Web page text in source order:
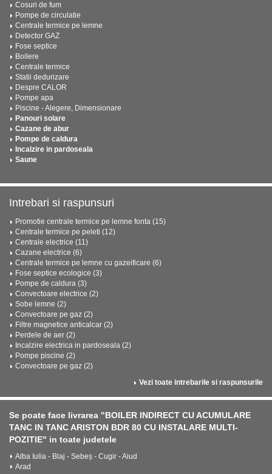
Cosuri de fum
Pompe de circulatie
Centrale termice pe lemne
Detector GAZ
Fose septice
Boilere
Centrale termice
Statii dedurizare
Despre CALOR
Pompe apa
Piscine - Alegere, Dimensionare
Panouri solare
Cazane de abur
Pompe de caldura
Incalzire in pardoseala
Saune
Intrebari si raspunsuri
Promotie centrale termice pe lemne fonta (15)
Centrale termice pe peleti (12)
Centrale electrice (11)
Cazane electrice (6)
Centrale termice pe lemne cu gazeificare (6)
Fose septice ecologice (3)
Pompe de caldura (3)
Convectoare electrice (2)
Sobe lemne (2)
Convectoare pe gaz (2)
Filtre magnetice anticalcar (2)
Perdele de aer (2)
Incalzire electrica in pardoseala (2)
Pompe piscine (2)
Convectoare pe gaz (2)
Vezi toate intrebarile si raspunsurile
Se poate face livrarea "BOILER INDIRECT CU ACUMULARE
TANC IN TANC ARISTON BDR 80 CU INSTALARE MULTI-
POZITIE" in toate judetele
Alba Iulia - Blaj - Sebeș - Cugir - Aiud
Arad